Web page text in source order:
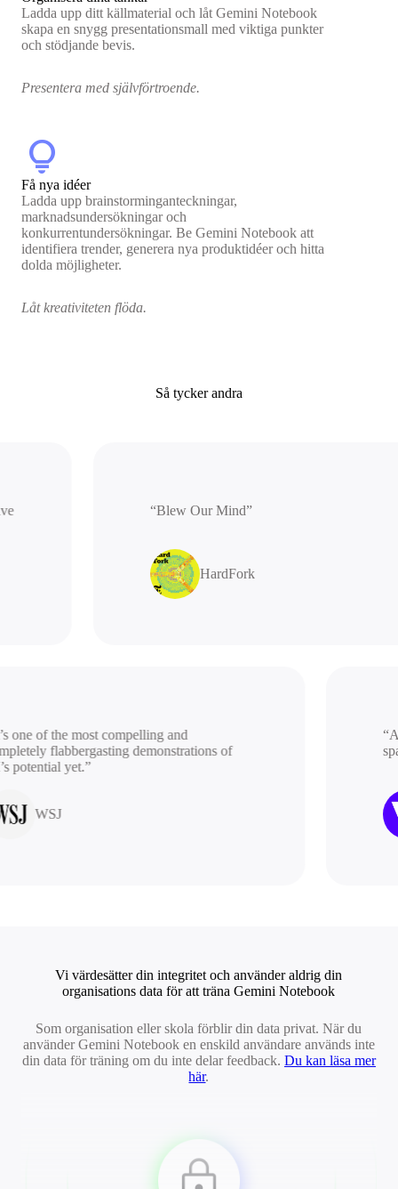
Ladda upp ditt källmaterial och låt Gemini Notebook
skapa en snygg presentationsmall med viktiga punkter
och stödjande bevis.
Presentera med självförtroende.
lightbulb
Få nya idéer
Ladda upp brainstorminganteckningar,
marknadsundersökningar och
konkurrentundersökningar. Be Gemini Notebook att
identifiera trender, generera nya produktidéer och hitta
dolda möjligheter.
Låt kreativiteten flöda.
Så tycker andra
“Blew Our Mind”
HardFork
of the most compelling and
flabbergasting demonstrations of
yet.”
WSJ
“A
Vi värdesätter din integritet och använder aldrig din
organisations data för att träna Gemini Notebook
Som organisation eller skola förblir din data privat. När du
använder Gemini Notebook en enskild användare används inte
din data för träning om du inte delar feedback. Du kan läsa mer
här.